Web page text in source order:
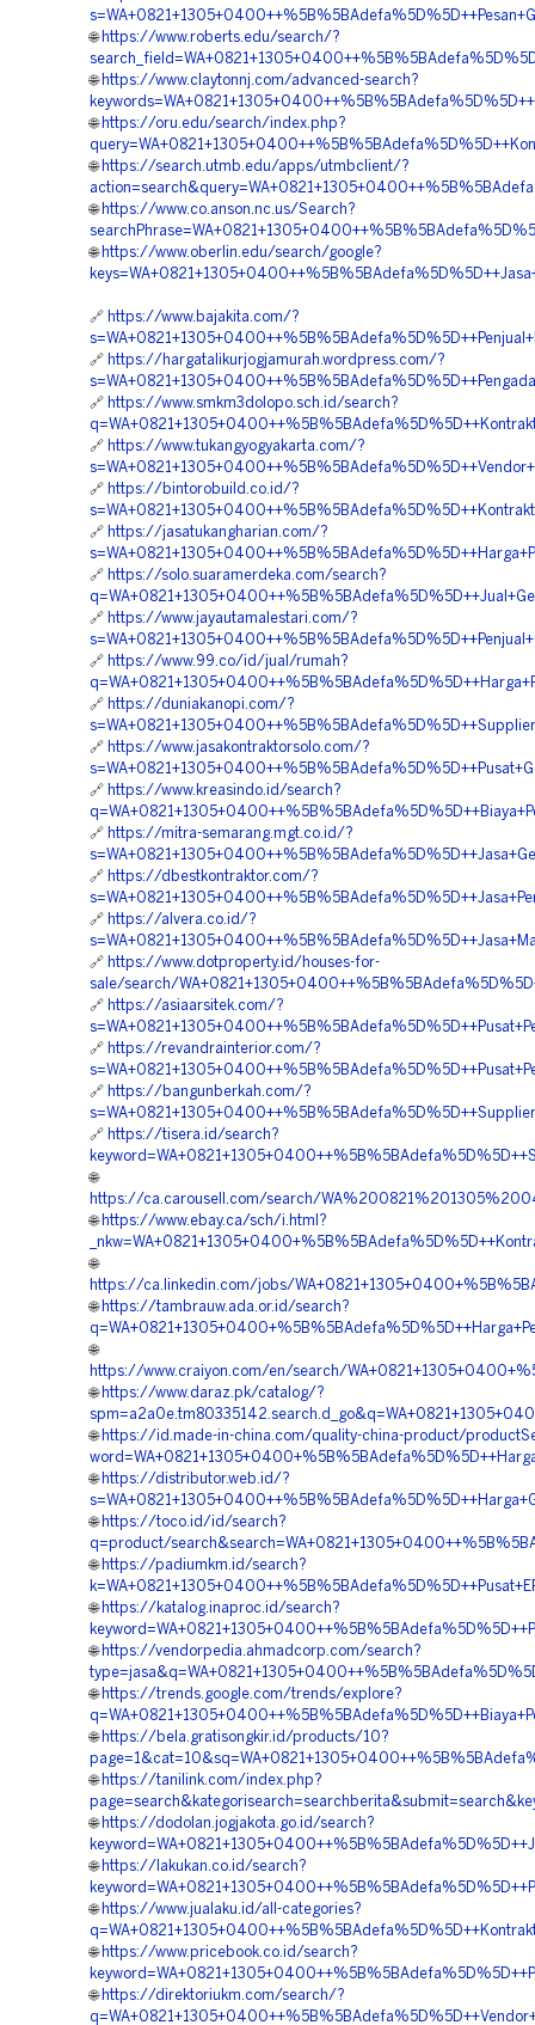
🌐 https://www.roberts.edu/search/?
🌐 https://www.claytonnj.com/advanced-search?
🌐 https://oru.edu/search/index.php?
🌐 https://search.utmb.edu/apps/utmbclient/?
🌐 https://www.co.anson.nc.us/Search?
🌐 https://www.oberlin.edu/search/google?
🔗 https://www.bajakita.com/?
🔗 https://hargatalikurjogjamurah.wordpress.com/?
🔗 https://www.smkm3dolopo.sch.id/search?
🔗 https://www.tukangyogyakarta.com/?
🔗 https://bintorobuild.co.id/?
🔗 https://jasatukangharian.com/?
🔗 https://solo.suaramerdeka.com/search?
🔗 https://www.jayautamalestari.com/?
🔗 https://www.99.co/id/jual/rumah?
🔗 https://duniakanopi.com/?
🔗 https://www.jasakontraktorsolo.com/?
🔗 https://www.kreasindo.id/search?
🔗 https://mitra-semarang.mgt.co.id/?
🔗 https://dbestkontraktor.com/?
🔗 https://alvera.co.id/?
🔗 https://www.dotproperty.id/houses-for-
sale/search/
🔗 https://asiaarsitek.com/?
🔗 https://revandrainterior.com/?
🔗 https://bangunberkah.com/?
🔗 https://tisera.id/search?
🌐
https://ca.carousell.com/search/
🌐 https://www.ebay.ca/sch/i.html?
🌐
https://ca.linkedin.com/jobs/
🌐 https://tambrauw.ada.or.id/search?
🌐
https://www.craiyon.com/en/search/
🌐 https://www.daraz.pk/catalog/?
🌐 https://id.made-in-china.com/quality-china-product/
🌐 https://distributor.web.id/?
🌐 https://toco.id/id/search?
q=product/
🌐 https://padiumkm.id/search?
🌐 https://katalog.inaproc.id/search?
🌐 https://vendorpedia.ahmadcorp.com/search?
🌐 https://trends.google.com/trends/explore?
🌐 https://bela.gratisongkir.id/products/10?
🌐 https://tanilink.com/index.php?
🌐 https://dodolan.jogjakota.go.id/search?
🌐 https://lakukan.co.id/search?
🌐 https://www.jualaku.id/all-categories?
🌐 https://www.pricebook.co.id/search?
🌐 https://direktoriukm.com/search/?